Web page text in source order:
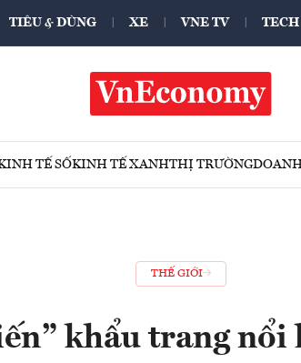
TIÊU & DÙNG XE VNE TV TECH
TẾ SỐKINH TẾ XANHTHỊ TRƯỜNG
THẾ GIỚI
khẩu trang nổi